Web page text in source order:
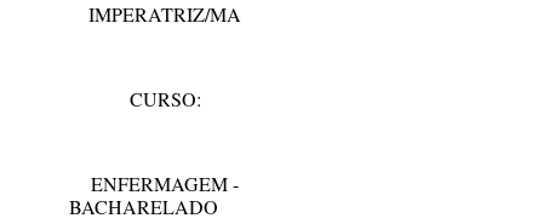
IMPERATRIZ/MA
CURSO:
ENFERMAGEM -
BACHARELADO